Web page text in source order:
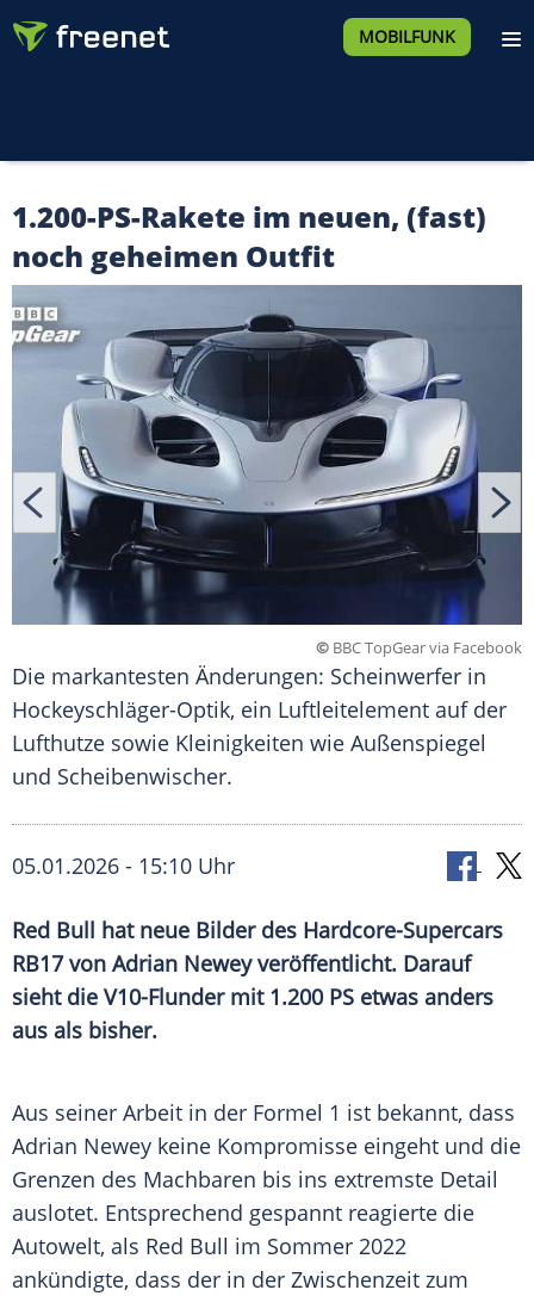
MOBILFUNK
1.200-PS-Rakete im neuen, (fast)
noch geheimen Outfit
© BBC TopGear via Facebook
Die markantesten Änderungen: Scheinwerfer in
Hockeyschläger-Optik, ein Luftleitelement auf der
Lufthutze sowie Kleinigkeiten wie Außenspiegel
und Scheibenwischer.
05.01.2026 - 15:10 Uhr
Red Bull hat neue Bilder des Hardcore-Supercars
RB17 von Adrian Newey veröffentlicht. Darauf
sieht die V10-Flunder mit 1.200 PS etwas anders
aus als bisher.
Aus seiner Arbeit in der Formel 1 ist bekannt, dass
Adrian Newey keine Kompromisse eingeht und die
Grenzen des Machbaren bis ins extremste Detail
auslotet. Entsprechend gespannt reagierte die
Autowelt, als Red Bull im Sommer 2022
ankündigte, dass der in der Zwischenzeit zum